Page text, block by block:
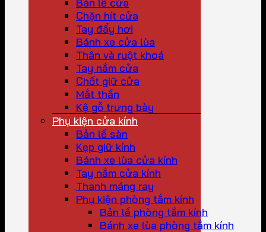
Chặn hít cửa
Tay đẩy hơi
Bánh xe cửa lùa
Thân và ruột khoá
Tay nắm cửa
Chốt giữ cửa
Mắt thần
Kệ gỗ trưng bày
Phụ kiện cửa kính
Bản lề sàn
Kẹp giữ kính
Bánh xe lùa cửa kính
Tay nắm cửa kính
Thanh máng ray
Phụ kiện phòng tắm kính
Bản lề phòng tắm kính
Bánh xe lùa phòng tắm kính